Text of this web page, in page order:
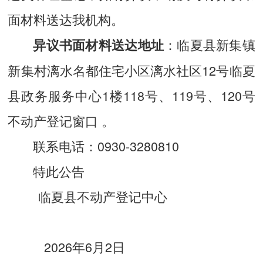
面材料送达我机构。
异议书面材料送达地址 ：临夏县新集镇
新集村漓水名都住宅小区漓水社区12号临夏
县政务服务中心1楼118号、119号、120号
不动产登记窗口 。
联系电话：0930-3280810
特此公告
临夏县不动产登记中心
2026年6月2日